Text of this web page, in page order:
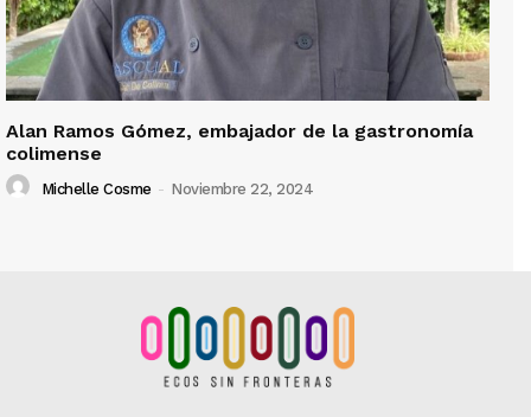
Alan Ramos Gómez, embajador de la gastronomía
colimense
Michelle Cosme - Noviembre 22, 2024